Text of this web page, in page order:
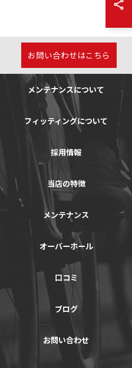
お問い合わせはこちら
メンテナンスについて
フィッティングについて
採用情報
当店の特徴
メンテナンス
オーバーホール
口コミ
ブログ
お問い合わせ